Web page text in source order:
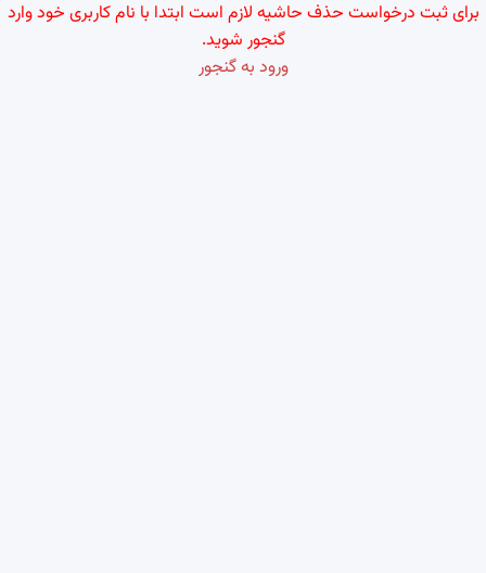
برای ثبت درخواست حذف حاشیه لازم است ابتدا با نام کاربری خود وارد
گنجور شوید.
ورود به گنجور